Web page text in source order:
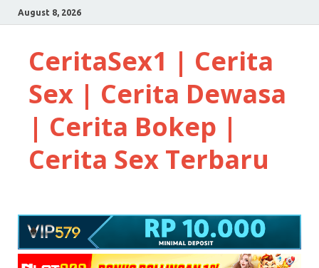
August 8, 2026
CeritaSex1 | Cerita
Sex | Cerita Dewasa
| Cerita Bokep |
Cerita Sex Terbaru